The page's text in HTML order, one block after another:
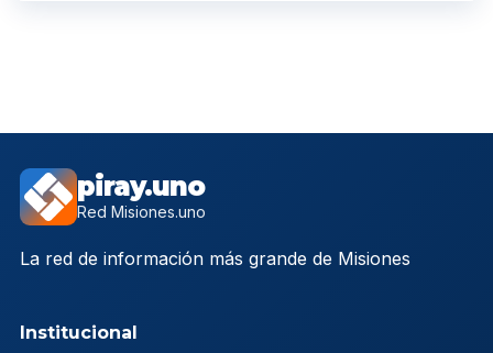
piray.uno
Red Misiones.uno
La red de información más grande de Misiones
Institucional